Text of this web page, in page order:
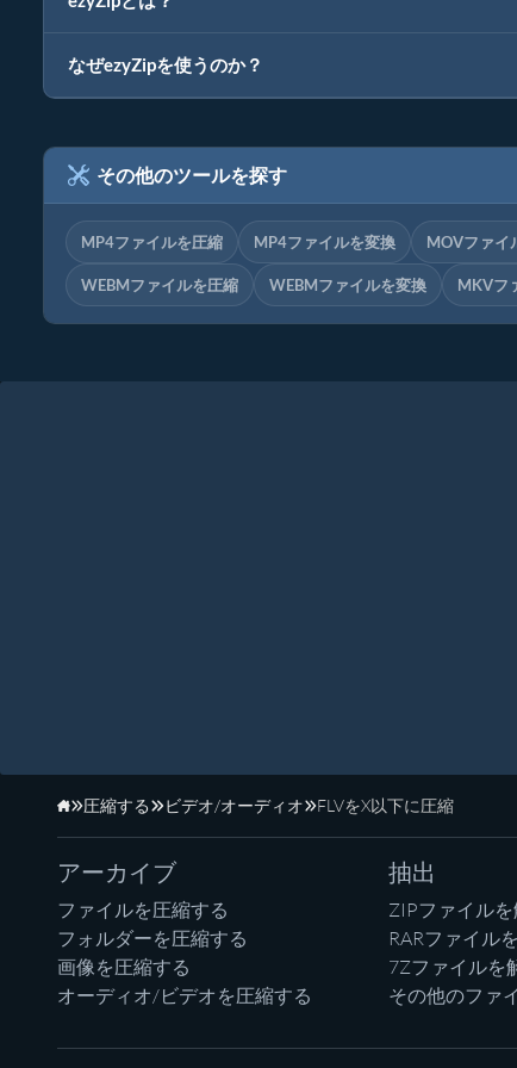
なぜezyZipを使うのか？
その他のツールを探す
MP4ファイルを圧縮 MP4ファイルを変換 MOVファイ
WEBMファイルを圧縮 WEBMファイルを変換 MKVフ
ホーム
圧縮する ビデオ/オーディオ FLVをX以下に圧縮
アーカイブ
ファイルを圧縮する
フォルダーを圧縮する
画像を圧縮する
オーディオ/ビデオを圧縮する
抽出
ZIPファイル
RARファイル
7Zファイルを
その他のファ